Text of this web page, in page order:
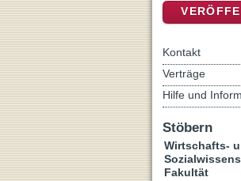
Kontakt
Verträge
Hilfe und
Stöbern
Wirtschafts-
Fakultät